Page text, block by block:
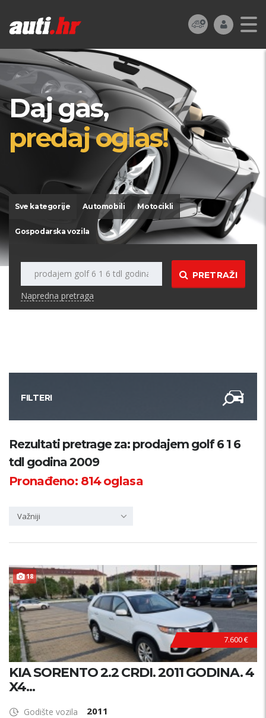
Daj gas,
predaj oglas!
Sve kategorije Automobili Motocikli
Gospodarska vozila
PRETRAŽI
Napredna pretraga
FILTERI
Kategorija
Županija
Rezultati pretrage za: prodajem golf 6 1 6
tdl godina 2009
Pronađeno: 814oglasa
Važniji
18
7.600 €
KIA SORENTO 2.2 CRDI. 2011 GODINA. 4
X4...
Godište vozila 2011